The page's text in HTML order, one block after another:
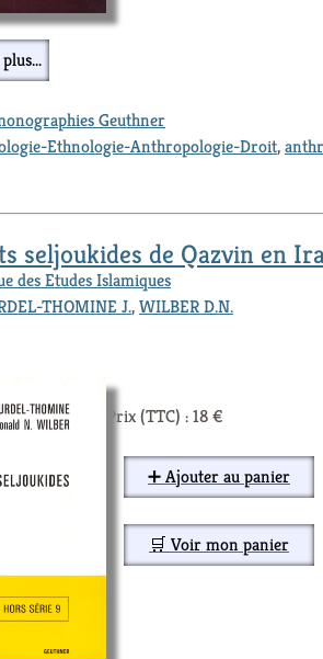
Geuthner
Ethnologie-Anthropologie-Droit,
seljoukides de Qazvin en
des Etudes Islamiques
THOMINE J.,WILBER D.N.
Prix (TTC) : 18 €
➕ Ajouter au panier
🛒 Voir mon panier